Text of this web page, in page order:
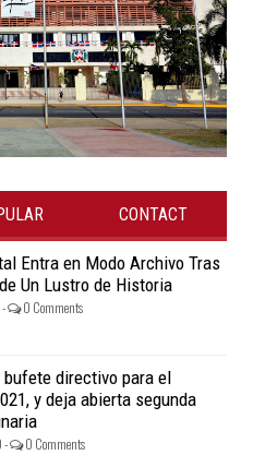
CONTACT
Entra en Modo Archivo Tras
Un Lustro de Historia
0 Comments
directivo para el
y deja abierta segunda
- 0 Comments